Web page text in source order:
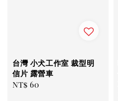
台灣 小犬工作室 裁型明
信片 露營車
Regular
NT$ 60